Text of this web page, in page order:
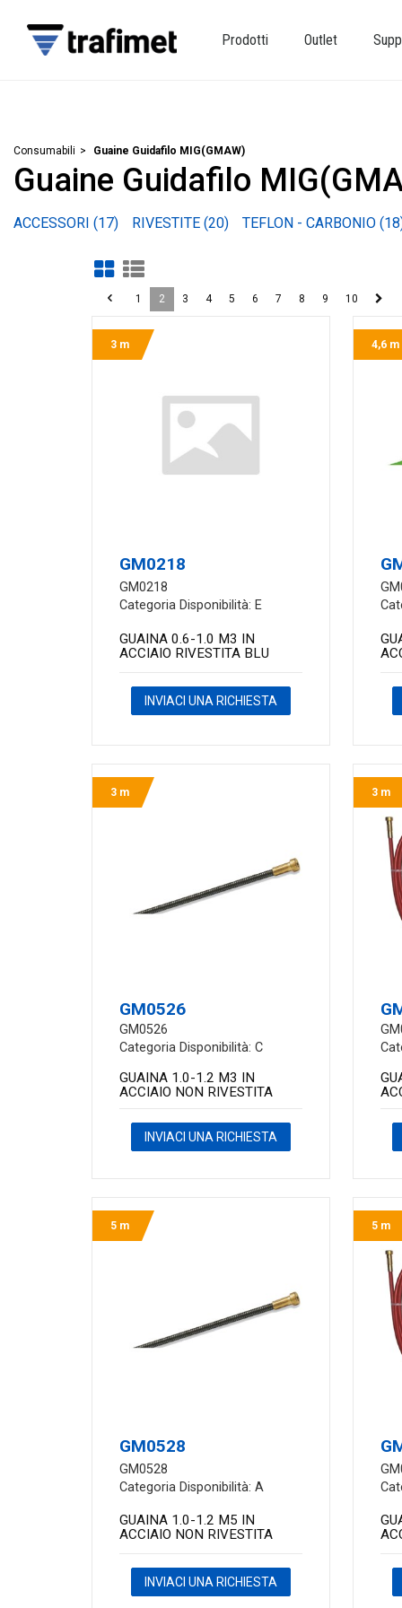
Prodotti Outlet
Consumabili Guaine Guidafilo MIG(GMAW)
Guaine Guidafilo
1 2 3 4 5 6 7 8 9 10
3 m
GUAINA 0.6-1.0 M3 IN
ACCIAIO RIVESTITA BLU
GM0218
Categoria Disponibilità: E
GM0218
INVIACI UNA RICHIESTA
4,6 m
3 m
GUAINA 1.0-1.2 M3 IN
ACCIAIO NON RIVESTITA
GM0526
Categoria Disponibilità: C
GM0526
INVIACI UNA RICHIESTA
3 m
5 m
GUAINA 1.0-1.2 M5 IN
ACCIAIO NON RIVESTITA
GM0528
Categoria Disponibilità: A
GM0528
INVIACI UNA RICHIESTA
5 m